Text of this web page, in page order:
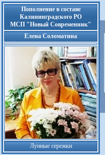
Пополнение в составе
Калининградского РО
МСП "Новый Современник"
Елена Соломатина
Лунные сережки